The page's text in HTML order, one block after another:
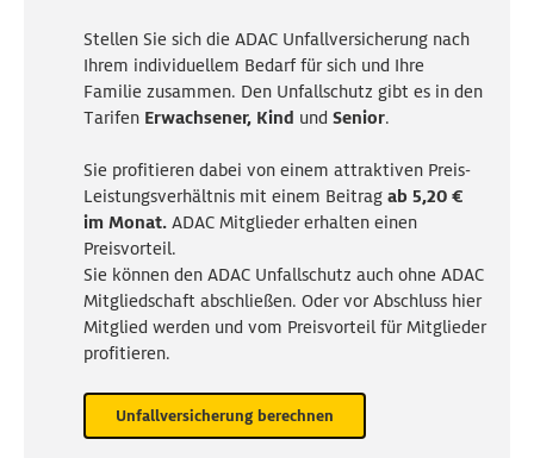
Stellen Sie sich die ADAC Unfallversicherung nach
Ihrem individuellem Bedarf für sich und Ihre
Familie zusammen. Den Unfallschutz gibt es in den
Tarifen Erwachsener, Kind und Senior.
Sie profitieren dabei von einem attraktiven Preis-
Leistungsverhältnis mit einem Beitrag ab 5,20 €
im Monat. ADAC Mitglieder erhalten einen
Preisvorteil.
Sie können den ADAC Unfallschutz auch ohne ADAC
Mitgliedschaft abschließen. Oder vor Abschluss hier
Mitglied werden und vom Preisvorteil für Mitglieder
profitieren.
Unfallversicherung berechnen